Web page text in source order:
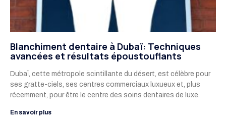
Blanchiment dentaire à Dubaï: Techniques
avancées et résultats époustouflants
Dubaï, cette métropole scintillante du désert, est célèbre pour
ses gratte-ciels, ses centres commerciaux luxueux et, plus
récemment, pour être le centre des soins dentaires de luxe.
En savoir plus